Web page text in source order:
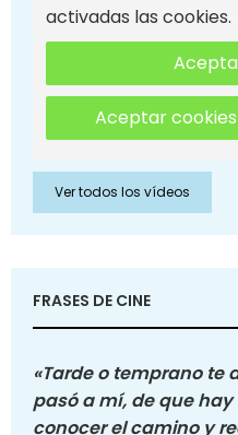
activadas las cookies.
Aceptar cookies
Ver todos los vídeos
FRASES DE CINE
«Tarde o temprano te
pasó a mí, de que
conocer el camino y